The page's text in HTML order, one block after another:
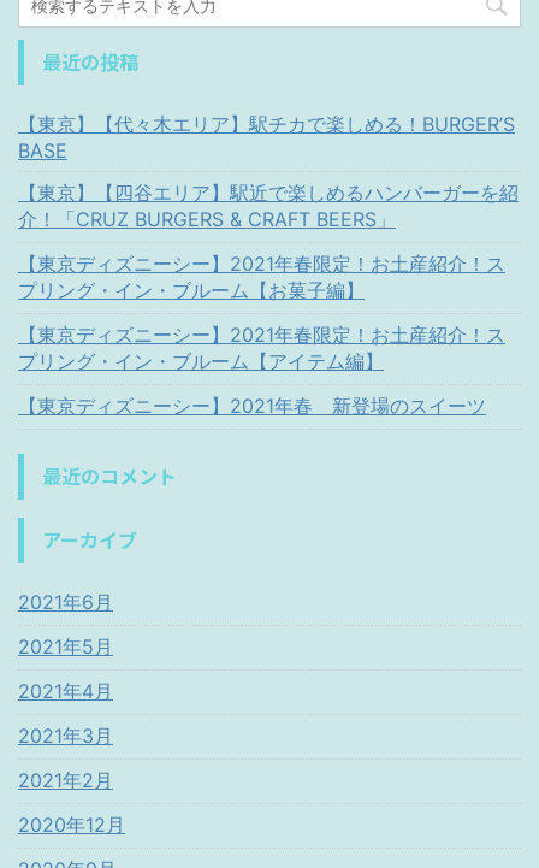
最近の投稿
【東京】【代々木エリア】駅チカで楽しめる！BURGER’S
BASE
【東京】【四谷エリア】駅近で楽しめるハンバーガーを紹
介！「CRUZ BURGERS & CRAFT BEERS」
【東京ディズニーシー】2021年春限定！お土産紹介！ス
プリング・イン・ブルーム【お菓子編】
【東京ディズニーシー】2021年春限定！お土産紹介！ス
プリング・イン・ブルーム【アイテム編】
【東京ディズニーシー】2021年春 新登場のスイーツ
最近のコメント
アーカイブ
2021年6月
2021年5月
2021年4月
2021年3月
2021年2月
2020年12月